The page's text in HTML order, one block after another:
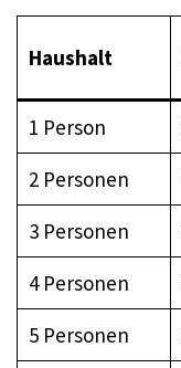
Haushalt
1 Person
2 Personen
3 Personen
4 Personen
5 Personen